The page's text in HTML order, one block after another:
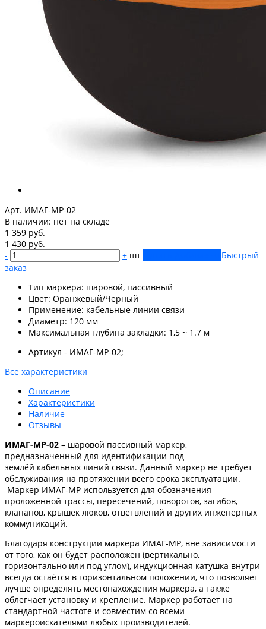
Арт. ИМАГ-MP-02
В наличии: нет на складе
1 359 руб.
1 430 руб.
-
+ шт
Быстрый
заказ
Тип маркера: шаровой, пассивный
Цвет: Оранжевый/Чёрный
Применение: кабельные линии связи
Диаметр: 120 мм
Максимальная глубина закладки: 1,5 ~ 1.7 м
Артикул - ИМАГ-MP-02;
Все характеристики
Описание
Характеристики
Наличие
Отзывы
ИМАГ-MP-02 – шаровой пассивный маркер,
предназначенный для идентификации под
землёй кабельных линий связи. Данный маркер не требует
обслуживания на протяжении всего срока эксплуатации.
Маркер ИМАГ-MP используется для обозначения
проложенной трассы, пересечений, поворотов, загибов,
клапанов, крышек люков, ответвлений и других инженерных
коммуникаций.
Благодаря конструкции маркера ИМАГ-MP, вне зависимости
от того, как он будет расположен (вертикально,
горизонтально или под углом), индукционная катушка внутри
всегда остаётся в горизонтальном положении, что позволяет
лучше определять местонахождения маркера, а также
облегчает установку и крепление. Маркер работает на
стандартной частоте и совместим со всеми
маркероискателями любых производителей.